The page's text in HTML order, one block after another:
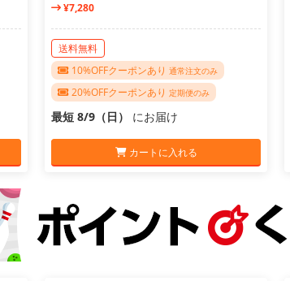
¥7,280
送料無料
10%OFFクーポンあり 通常注文のみ
20%OFFクーポンあり 定期便のみ
最短 8/9（日） にお届け
カートに入れる